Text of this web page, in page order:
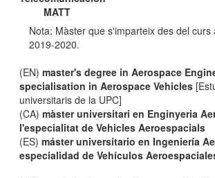
MATT
Nota: Màster que s'imparteix des del curs
2019-2020.
(EN)master's degree in Aerospace
specialisation in Aerospace Vehicles
universitaris de la UPC]
(CA)màster universitari en Enginyeria
l'especialitat de Vehicles Aeroespacials
(ES)máster universitario en Ingeniería
especialidad de Vehículos